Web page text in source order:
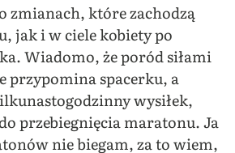
zmianach, które zachodzą
jak i w ciele kobiety po
Wiadomo, że poród siłami
przypomina spacerku, a
wysiłek,
przebiegnięcia maratonu. Ja
nie biegam, za to wiem,